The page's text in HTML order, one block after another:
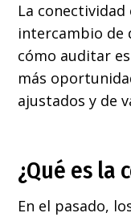
La
intercambio de
cómo auditar
más
ajustados y de
¿Qué es la
En el pasado,